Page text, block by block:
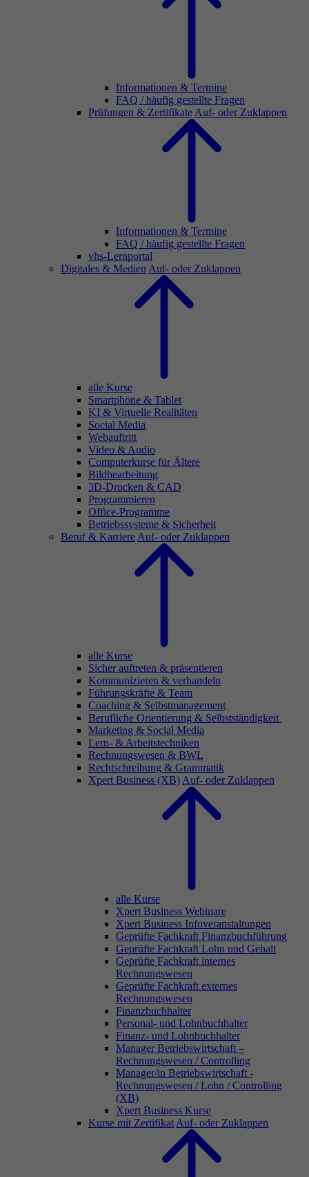
Informationen & Termine
FAQ / häufig gestellte Fragen
Prüfungen & Zertifikate Auf- oder Zuklappen
Informationen & Termine
FAQ / häufig gestellte Fragen
vhs-Lernportal
Digitales & Medien Auf- oder Zuklappen
alle Kurse
Smartphone & Tablet
KI & Virtuelle Realitäten
Social Media
Webauftritt
Video & Audio
Computerkurse für Ältere
Bildbearbeitung
3D-Drucken & CAD
Programmieren
Office-Programme
Betriebssysteme & Sicherheit
Beruf & Karriere Auf- oder Zuklappen
alle Kurse
Sicher auftreten & präsentieren
Kommunizieren & verhandeln
Führungskräfte & Team
Coaching & Selbstmanagement
Berufliche Orientierung & Selbstständigkeit
Marketing & Social Media
Lern- & Arbeitstechniken
Rechnungswesen & BWL
Rechtschreibung & Grammatik
Xpert Business (XB) Auf- oder Zuklappen
alle Kurse
Xpert Business Webinare
Xpert Business Infoveranstaltungen
Geprüfte Fachkraft Finanzbuchführung
Geprüfte Fachkraft Lohn und Gehalt
Geprüfte Fachkraft internes
Rechnungswesen
Geprüfte Fachkraft externes
Rechnungswesen
Finanzbuchhalter
Personal- und Lohnbuchhalter
Finanz- und Lohnbuchhalter
Manager Betriebswirtschaft –
Rechnungswesen / Controlling
Manager/in Betriebswirtschaft -
Rechnungswesen / Lohn / Controlling
(XB)
Xpert Business Kurse
Kurse mit Zertifikat Auf- oder Zuklappen